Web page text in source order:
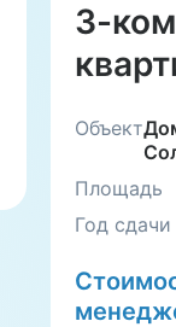
3-
Объект
Площадь
Год